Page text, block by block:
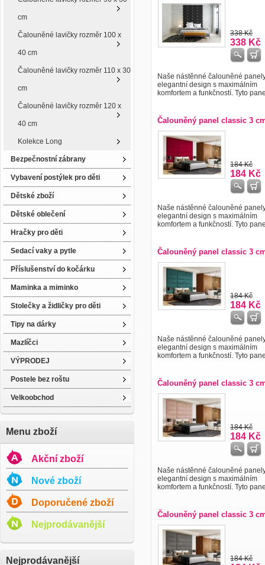
cm
Čalouněné lavičky rozměr 100 x
40 cm
Čalouněné lavičky rozměr 110 x 30
cm
Čalouněné lavičky rozměr 120 x
40 cm
Kolekce Long
Bezpečnostní zábrany
Vybavení postýlek pro děti
Dětské zboží
Dětské oblečení
Hračky pro děti
Sedací vaky a pytle
Příslušenství do kočárku
Maminka a miminko
Stolečky a židličky pro děti
Tipy na dárky
Mazlíčci
VÝPRODEJ
Postele bez roštu
Velkoobchod
Menu zboží
Akční zboží
Nové zboží
Doporučené zboží
Nejprodávanější
Nejprodávanější
338 Kč
338 Kč
Naše nástěnné čalouněné
elegantní design s maximálním
komfortem a funkčností. Tyto
Čalouněný panel classic 3
184 Kč
184 Kč
Naše nástěnné čalouněné
elegantní design s maximálním
komfortem a funkčností. Tyto
Čalouněný panel classic 3
184 Kč
184 Kč
Naše nástěnné čalouněné
elegantní design s maximálním
komfortem a funkčností. Tyto
Čalouněný panel classic 3
184 Kč
184 Kč
Naše nástěnné čalouněné
elegantní design s maximálním
komfortem a funkčností. Tyto
Čalouněný panel classic 3
184 Kč